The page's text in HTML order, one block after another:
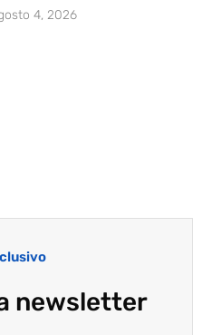
4, 2026
newsletter